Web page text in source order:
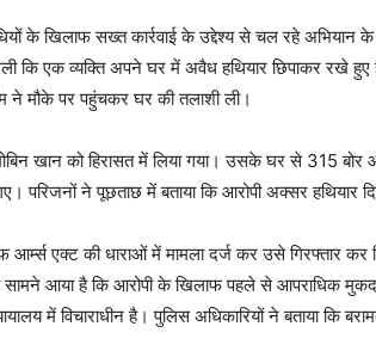
के खिलाफ सख्त कार्रवाई के उद्देश्य से चल रहे अभियान के
कि एक व्यक्ति अपने घर में अवैध हथियार छिपाकर रखे हुए
ने मौके पर पहुंचकर घर की तलाशी ली।
खान को हिरासत में लिया गया। उसके घर से 315
परिजनों ने पूछताछ में बताया कि आरोपी अक्सर हथियार
एक्ट की धाराओं में मामला दर्ज कर उसे गिरफ्तार कर
सामने आया है कि आरोपी के खिलाफ पहले से आपराधिक
में विचाराधीन है। पुलिस अधिकारियों ने बताया कि